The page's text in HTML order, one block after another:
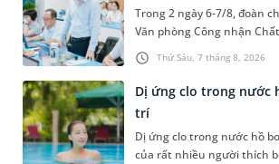
Thứ Sáu, 7 tháng 8, 2026
Trong 2 ngày 6-7/8, đoàn
Văn phòng Công nhận
(BoA) đã ghi nhận và đánh
hệ thống quản lý chất lượ...
Dị ứng clo trong nước
trí
Dị ứng clo trong nước hồ
của rất nhiều người thích